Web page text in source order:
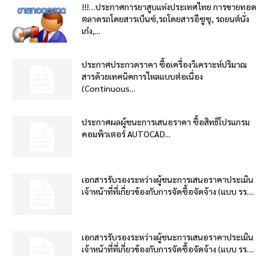
!!!…ประกาศการยาสูบแห่งประเทศไทย การขายทอด
ตลาดรถโดยสารเบ็นซ์,รถโดยสารอีซูซุ, รถยนต์นั่ง
เก๋ง,...
ประกาศประกวดราคา ซื้อเครื่องวิเคราะห์ปริมาณ
สารด้วยเทคนิคการไหลแบบต่อเนื่อง
(Continuous...
ประกาศผลผู้ชนะการเสนอราคา ซื้อสิทธิโปรแกรม
คอมพิวเตอร์ AUTOCAD...
เอกสารรับรองระหว่างผู้ชนะการเสนอราคาประเมิน
เจ้าหน้าที่ที่เกี่ยวข้องกับการจัดซื้อจัดจ้าง (แบบ รร....
เอกสารรับรองระหว่างผู้ชนะการเสนอราคาประเมิน
เจ้าหน้าที่ที่เกี่ยวข้องกับการจัดซื้อจัดจ้าง (แบบ รร....